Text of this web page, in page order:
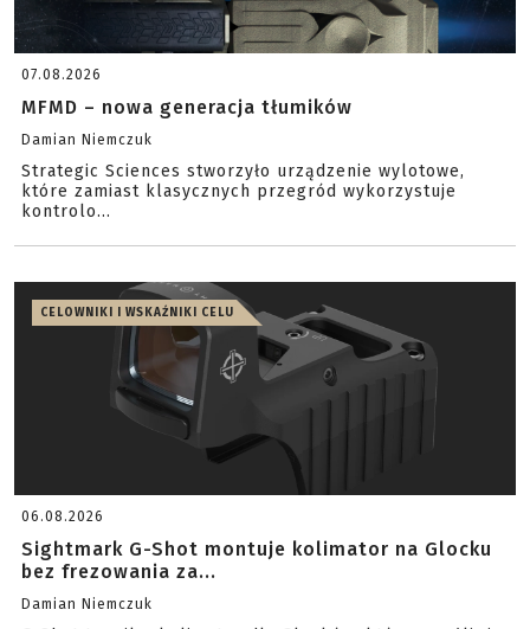
07.08.2026
MFMD – nowa generacja tłumików
Damian Niemczuk
Strategic Sciences stworzyło urządzenie wylotowe,
które zamiast klasycznych przegród wykorzystuje
kontrolo...
CELOWNIKI I WSKAŹNIKI CELU
06.08.2026
Sightmark G-Shot montuje kolimator na Glocku
bez frezowania za...
Damian Niemczuk